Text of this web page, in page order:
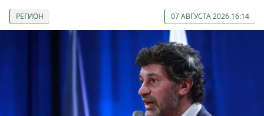
РЕГИОН 07 АВГУСТА 2026 16:14